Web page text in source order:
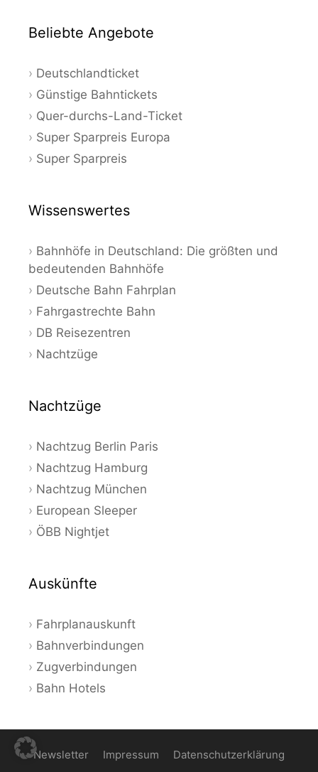
Beliebte Angebote
Deutschlandticket
Günstige Bahntickets
Quer-durchs-Land-Ticket
Super Sparpreis Europa
Super Sparpreis
Wissenswertes
Bahnhöfe in Deutschland: Die größten und
bedeutenden Bahnhöfe
Deutsche Bahn Fahrplan
Fahrgastrechte Bahn
DB Reisezentren
Nachtzüge
Nachtzüge
Nachtzug Berlin Paris
Nachtzug Hamburg
Nachtzug München
European Sleeper
ÖBB Nightjet
Auskünfte
Fahrplanauskunft
Bahnverbindungen
Zugverbindungen
Bahn Hotels
Newsletter Impressum Datenschutzerklärung